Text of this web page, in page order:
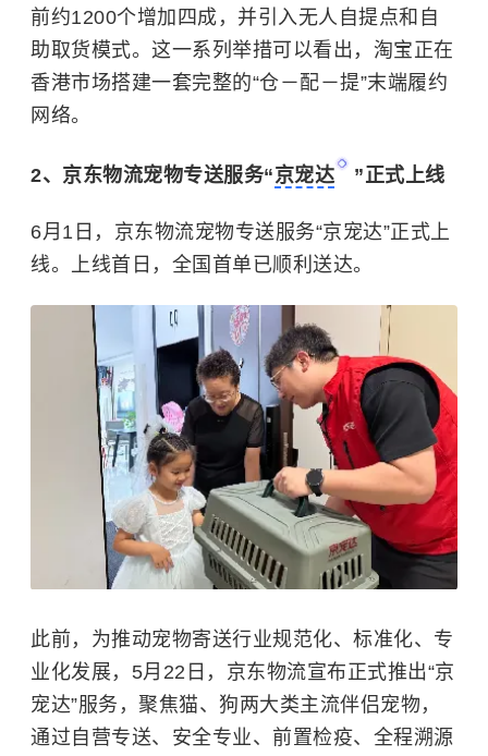
前约1200个增加四成，并引入无人自提点和自
助取货模式。这一系列举措可以看出，淘宝正在
香港市场搭建一套完整的“仓－配－提”末端履约
网络。
2、 京东物流宠物专送服务“京宠达 ”正式上线
6月1日，京东物流宠物专送服务“京宠达”正式上
线。上线首日，全国首单已顺利送达。
此前，为推动宠物寄送行业规范化、标准化、专
业化发展，5月22日，京东物流宣布正式推出“京
宠达”服务，聚焦猫、狗两大类主流伴侣宠物，
通过自营专送、安全专业、前置检疫、全程溯源